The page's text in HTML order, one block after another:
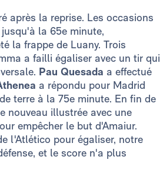
après la reprise. Les occasions
la 65e minute,
la frappe de Luany. Trois
a failli égaliser avec un tir qui
Pau Quesada a effectué
a répondu pour Madrid
terre à la 75e minute. En fin de
nouveau illustrée avec une
empêcher le but d'Amaiur.
l'Atlético pour égaliser, notre
et le score n'a plus